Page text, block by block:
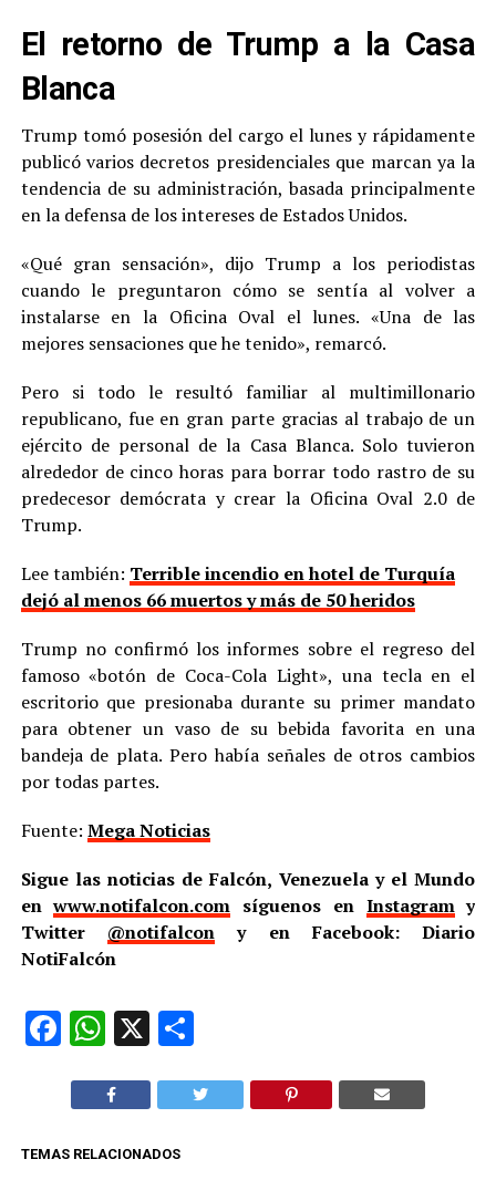
El retorno de Trump a la Casa
Blanca
Trump tomó posesión del cargo el lunes y rápidamente
publicó varios decretos presidenciales que marcan ya la
tendencia de su administración, basada principalmente
en la defensa de los intereses de Estados Unidos.
«Qué gran sensación», dijo Trump a los periodistas
cuando le preguntaron cómo se sentía al volver a
instalarse en la Oficina Oval el lunes. «Una de las
mejores sensaciones que he tenido», remarcó.
Pero si todo le resultó familiar al multimillonario
republicano, fue en gran parte gracias al trabajo de un
ejército de personal de la Casa Blanca. Solo tuvieron
alrededor de cinco horas para borrar todo rastro de su
predecesor demócrata y crear la Oficina Oval 2.0 de
Trump.
Lee también: Terrible incendio en hotel de Turquía
dejó al menos 66 muertos y más de 50 heridos
Trump no confirmó los informes sobre el regreso del
famoso «botón de Coca-Cola Light», una tecla en el
escritorio que presionaba durante su primer mandato
para obtener un vaso de su bebida favorita en una
bandeja de plata. Pero había señales de otros cambios
por todas partes.
Fuente: Mega Noticias
Sigue las noticias de Falcón, Venezuela y el Mundo
enwww.notifalcon.com síguenos en Instagramy
Twitter @notifalcon y en Facebook: Diario
NotiFalcón
Facebook
WhatsApp
X Compartir
TEMAS RELACIONADOS